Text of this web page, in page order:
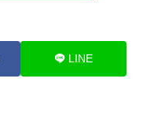
LINE